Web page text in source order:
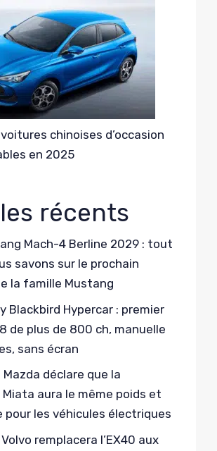
chinoises d’occasion
en 2025
récents
Mach-4 Berline 2029 : tout
savons sur le prochain
la famille Mustang
Blackbird Hypercar : premier
de plus de 800 ch, manuelle
sans écran
Mazda déclare que la
aura le même poids et
pour les véhicules électriques
Volvo remplacera l’EX40 aux